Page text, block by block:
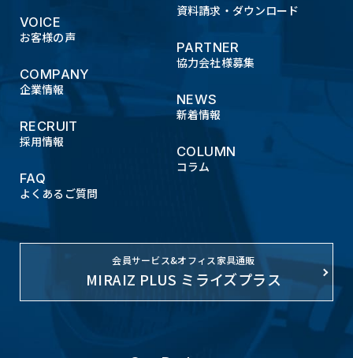
VOICE
お客様の声
COMPANY
企業情報
RECRUIT
採用情報
FAQ
よくあるご質問
資料請求・ダウンロード
PARTNER
協力会社様募集
NEWS
新着情報
COLUMN
コラム
会員サービス&オフィス家具通販
MIRAIZ PLUS ミライズプラス